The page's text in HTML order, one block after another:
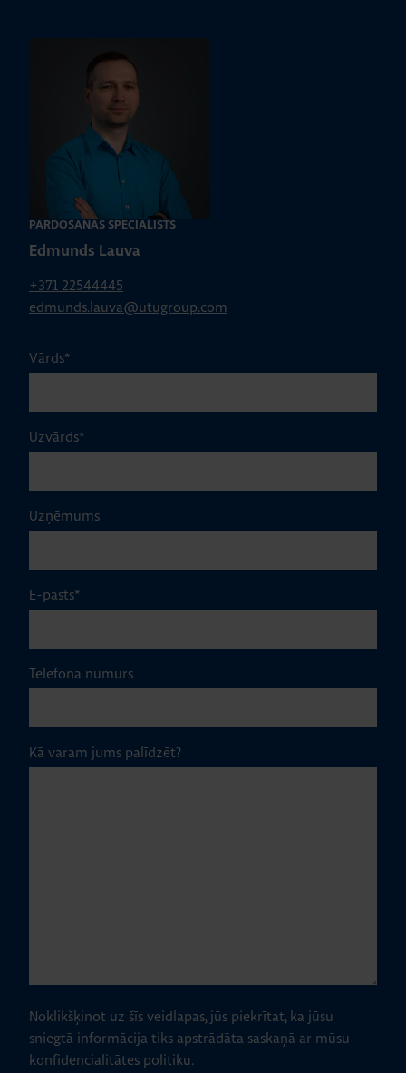
PĀRDOŠANAS SPECIĀLISTS
Edmunds Lauva
+371 22544445
edmunds.lauva@utugroup.com
Vārds*
Uzvārds*
Uzņēmums
E-pasts*
Telefona numurs
Kā varam jums palīdzēt?
Noklikšķinot uz šīs veidlapas, jūs piekrītat, ka jūsu
sniegtā informācija tiks apstrādāta saskaņā ar mūsu
konfidencialitātes politiku.